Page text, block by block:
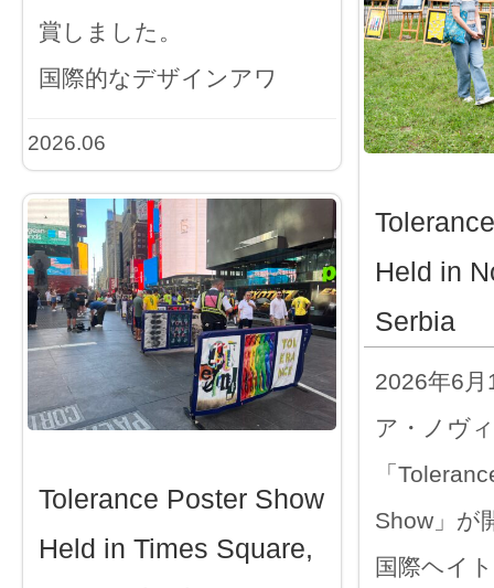
賞しました。
国際的なデザインアワ
2026.06
Held in
Serbia
2026年6
ア・ノヴ
「
Show」が
国際ヘイ
Tolerance Poster Show
Held in Times Square,